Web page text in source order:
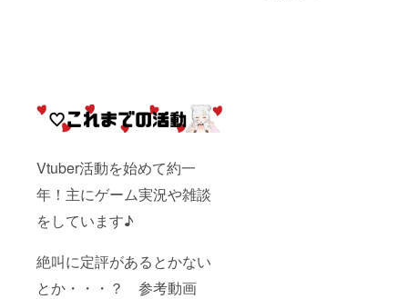
Vtuber活動を始めて約一
年！主にゲーム実況や雑談
をしています♪
絶叫に定評があるとかない
とか・・・？ 参考動画